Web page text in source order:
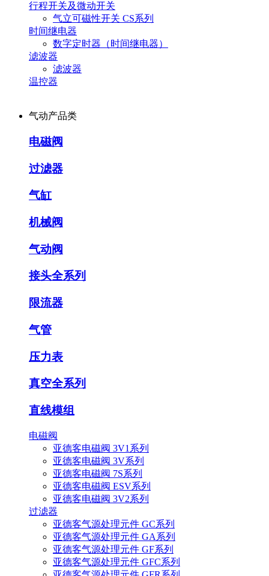
行程开关及微动开关
气立可磁性开关 CS系列
时间继电器
数字定时器（时间继电器）
滤波器
滤波器
温控器
气动产品类
电磁阀
过滤器
气缸
机械阀
气动阀
接头全系列
限流器
气管
压力表
真空全系列
直线模组
电磁阀
亚德客电磁阀 3V1系列
亚德客电磁阀 3V系列
亚德客电磁阀 7S系列
亚德客电磁阀 ESV系列
亚德客电磁阀 3V2系列
过滤器
亚德客气源处理元件 GC系列
亚德客气源处理元件 GA系列
亚德客气源处理元件 GF系列
亚德客气源处理元件 GFC系列